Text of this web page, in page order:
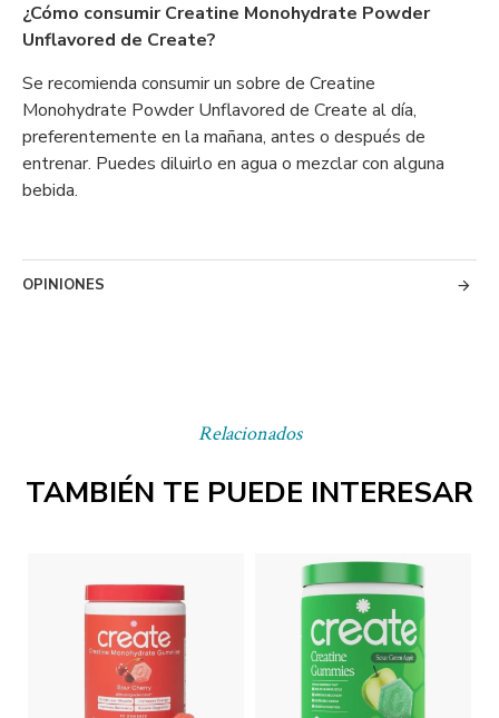
Relacionados
TAMBIÉN TE PUEDE INTERESAR
¿Cómo consumir Creatine Monohydrate Powder
Unflavored de Create?
Se recomienda consumir un sobre de Creatine
Monohydrate Powder Unflavored de Create al día,
preferentemente en la mañana, antes o después de
entrenar. Puedes diluirlo en agua o mezclar con alguna
bebida.
OPINIONES